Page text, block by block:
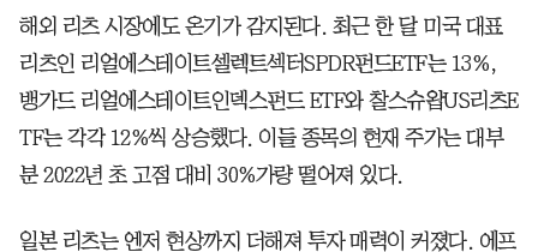
해외 리츠 시장에도 온기가 감지된다. 최근 한 달 미국 대표
리츠인 리얼에스테이트셀렉트섹터SPDR펀드ETF는 13%,
뱅가드 리얼에스테이트인덱스펀드 ETF와 찰스슈왑US리츠E
TF는 각각 12%씩 상승했다. 이들 종목의 현재 주가는 대부
분 2022년 초 고점 대비 30%가량 떨어져 있다.
일본 리츠는 엔저 현상까지 더해져 투자 매력이 커졌다. 에프